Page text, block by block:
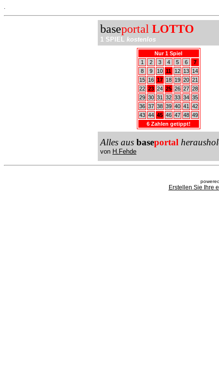
baseportal LOTTO
1 SPIEL kostenlos
Nur 1 Spiel
1
2 3 4 5 6
7
8
9 10 11 12 13
14
15
16 17 18 19 20 21
22 23 24 25 26 27 28
29 30 31 32 33 34 35
36 37 38 39 40 41
42
43 44 45 46 47 48 49
6 Zahlen getippt!
Alles aus baseportal
von H.Fehde
Erstellen Sie Ihre